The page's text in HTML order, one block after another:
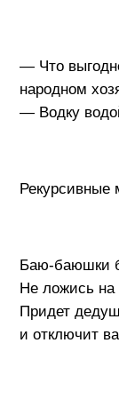
— Что
народном
— Водку
Рекурсивные
Баю-баюшки
Не ложись на
Придет
и отключит